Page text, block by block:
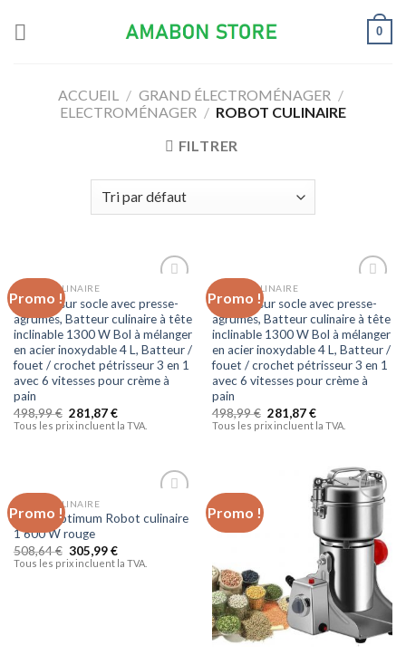
0
ACCUEIL / GRAND ÉLECTROMÉNAGER /
ELECTROMÉNAGER / ROBOT CULINAIRE
FILTRER
Promo !
à la liste
d’envies
ROBOT CULINAIRE
Batteur sur socle avec presse-
agrumes, Batteur culinaire à tête
inclinable 1300 W Bol à mélanger
en acier inoxydable 4 L, Batteur /
fouet / crochet pétrisseur 3 en 1
avec 6 vitesses pour crème à
pain
498,99€ 281,87€
Tous les prix incluent la TVA.
Promo !
à la liste
d’envies
ROBOT CULINAIRE
Batteur sur socle avec presse-
agrumes, Batteur culinaire à tête
inclinable 1300 W Bol à mélanger
en acier inoxydable 4 L, Batteur /
fouet / crochet pétrisseur 3 en 1
avec 6 vitesses pour crème à
pain
498,99€ 281,87€
Tous les prix incluent la TVA.
Promo !
à la liste
ROBOT CULINAIRE
Bosch Optimum Robot culinaire
1 600 W rouge
508,64€ 305,99€
Tous les prix incluent la TVA.
Promo !
d’envies